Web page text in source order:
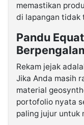
memastikan
di lapangan tidak
Pandu
Rekam jejak
Jika Anda masih
material
portofolio nyata
paling jujur untuk